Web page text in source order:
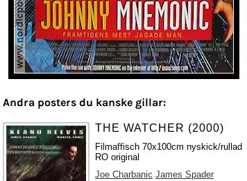
Andra posters du kanske gillar:
THE WATCHER (2000)
Filmaffisch 70x100cm nyskick/rullad
RO original
Joe Charbanic James Spader